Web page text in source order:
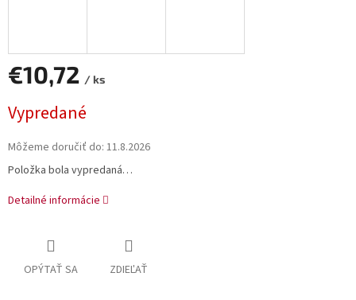
€10,72 / ks
cena:
Vypredané
Môžeme doručiť do: 11.8.2026
Položka bola vypredaná…
Detailné informácie
OPÝTAŤ SA ZDIEĽAŤ